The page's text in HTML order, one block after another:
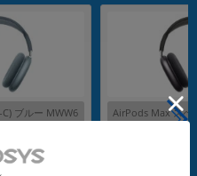
ブルー MWW6 AirPods Max スペ